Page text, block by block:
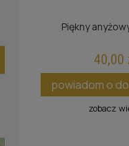
Piękny
40,00
powiadom o
zobacz